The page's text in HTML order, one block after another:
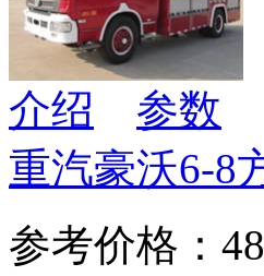
介绍
参数
重汽豪沃6-8
参考价格：